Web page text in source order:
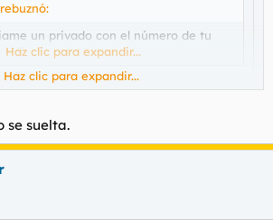
un privado con el número de tu
día de suerte
Haz clic para expandir...
vale
Haz clic para expandir...
se suelta.